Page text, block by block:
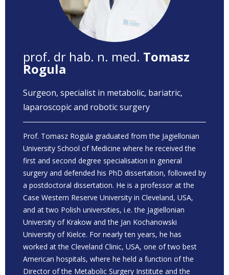
prof. dr hab. n. med. Tomasz
Rogula
Surgeon, specialist in metabolic, bariatric,
laparoscopic and robotic surgery
Prof. Tomasz Rogula graduated from the Jagiellonian
University School of Medicine where he received the
first and second degree specialisation in general
surgery and defended his PhD dissertation, followed by
a postdoctoral dissertation. He is a professor at the
Case Western Reserve University in Cleveland, USA,
and at two Polish universities, i.e. the Jagiellonian
University of Krakow and the Jan Kochanowski
University of Kielce. For nearly ten years, he has
worked at the Cleveland Clinic, USA, one of two best
American hospitals, where he held a function of the
Director of the Metabolic Surgery Institute and the